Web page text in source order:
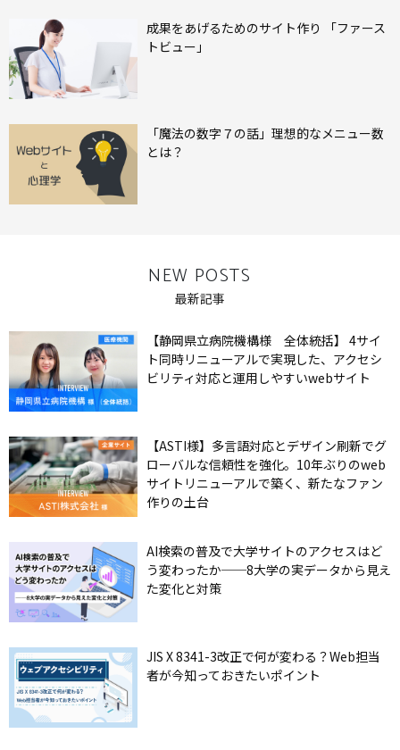
成果をあげるためのサイト作り 「ファース
トビュー」
「魔法の数字７の話」理想的なメニュー数
とは？
NEW POSTS
最新記事
【静岡県立病院機構様 全体統括】 4サイ
ト同時リニューアルで実現した、アクセシ
ビリティ対応と運用しやすいwebサイト
【ASTI様】多言語対応とデザイン刷新でグ
ローバルな信頼性を強化。10年ぶりのweb
サイトリニューアルで築く、新たなファン
作りの土台
AI検索の普及で大学サイトのアクセスはど
う変わったか──8大学の実データから見え
た変化と対策
JIS X 8341-3改正で何が変わる？Web担当
者が今知っておきたいポイント